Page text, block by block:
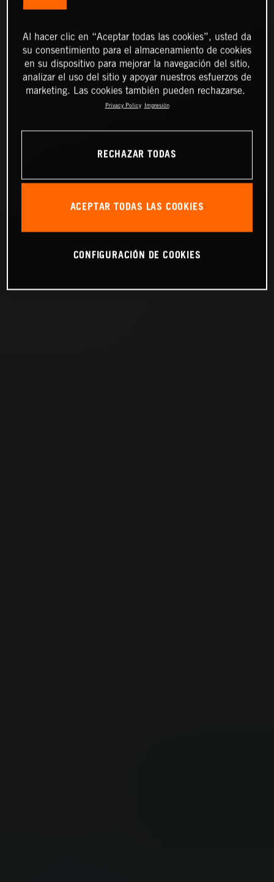
Al hacer clic en “Aceptar todas las cookies”, usted da
su consentimiento para el almacenamiento de cookies
en su dispositivo para mejorar la navegación del sitio,
analizar el uso del sitio y apoyar nuestros esfuerzos de
marketing. Las cookies también pueden rechazarse.
Privacy Policy Impresión
RECHAZAR TODAS
ACEPTAR TODAS LAS COOKIES
CONFIGURACIÓN DE COOKIES